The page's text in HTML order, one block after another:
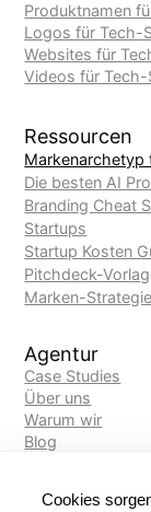
Produktnamen
Logos für Tech-
Websites für
Videos für
Ressourcen
Markenarchetyp
Die besten AI
Branding Cheat
Startups
Startup Kosten
Pitchdeck-
Marken-
Agentur
Case Studies
‍Über uns
Warum wir
Blog
Cookies